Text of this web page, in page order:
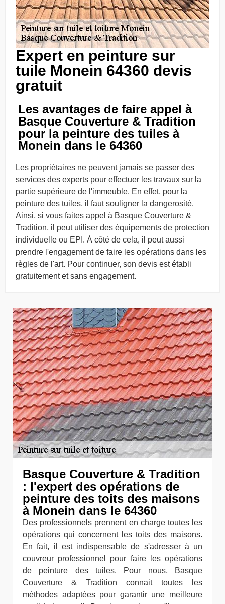
Expert en peinture sur
tuile Monein 64360 devis
gratuit
Les avantages de faire appel à
Basque Couverture & Tradition
pour la peinture des tuiles à
Monein dans le 64360
Les propriétaires ne peuvent jamais se passer des
services des experts pour effectuer les travaux sur la
partie supérieure de l'immeuble. En effet, pour la
peinture des tuiles, il faut souligner la dangerosité.
Ainsi, si vous faites appel à Basque Couverture &
Tradition, il peut utiliser des équipements de protection
individuelle ou EPI. À côté de cela, il peut aussi
prendre l'engagement de faire les opérations dans les
règles de l'art. Pour continuer, son devis est établi
gratuitement et sans engagement.
Basque Couverture & Tradition
: l'expert des opérations de
peinture des toits des maisons
à Monein dans le 64360
Des professionnels prennent en charge toutes les
opérations qui concernent les toits des maisons.
En fait, il est indispensable de s'adresser à un
couvreur professionnel pour faire les opérations
de peinture des tuiles. Pour nous, Basque
Couverture & Tradition connait toutes les
méthodes adaptées pour garantir une meilleure